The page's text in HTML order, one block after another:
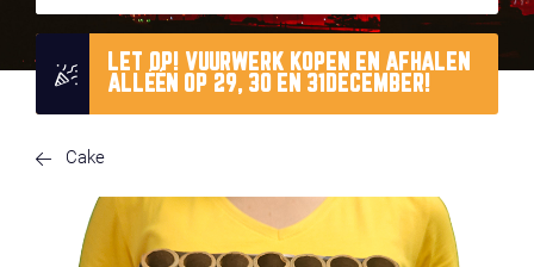
LET OP! VUURWERK KOPEN EN AFHALEN
ALLÉÉN OP 29, 30 EN 31DECEMBER!
Cake